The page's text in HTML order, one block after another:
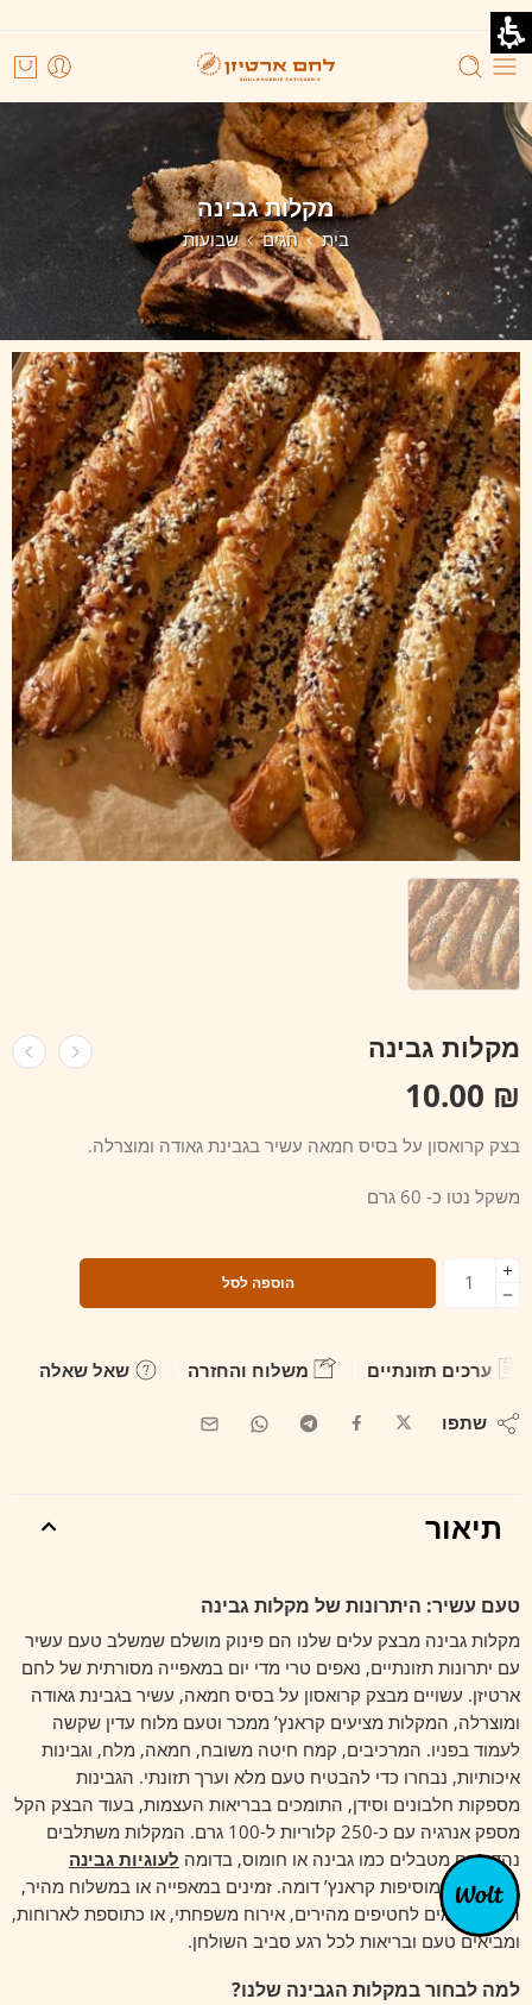
מקלות גבינה
בית חגים שבועות
מקלות גבינה
₪
בצק קרואסון על בסיס חמאה עשיר בגבינת גאודה ומוצרלה.
משקל נטו כ- 60 גרם
הוספה לסל
ערכים תזונתיים משלוח והחזרה שאל שאלה
שתפו
תיאור
טעם עשיר: היתרונות של מקלות גבינה
מקלות גבינה מבצק עלים שלנו הם פינוק מושלם שמשלב טעם עשיר
עם יתרונות תזונתיים, נאפים טרי מדי יום במאפייה מסורתית של לחם
ארטיזן. עשויים מבצק קרואסון על בסיס חמאה, עשיר בגבינת גאודה
ומוצרלה, המקלות מציעים קראנץ’ ממכר וטעם מלוח עדין שקשה
לעמוד בפניו. המרכיבים, קמח חיטה משובח, חמאה, מלח, וגבינות
איכותיות, נבחרו כדי להבטיח טעם מלא וערך תזונתי. הגבינות
מספקות חלבונים וסידן, התומכים בבריאות העצמות, בעוד הבצק הקל
מספק אנרגיה עם כ-250 קלוריות ל-100 גרם. המקלות משתלבים
נהדר עם מטבלים כמו גבינה או חומוס, בדומה לעוגיות גבינה
מלוחותשמוסיפות קראנץ’ דומה. זמינים במאפייה או במשלוח מהיר,
הם מתאימים לחטיפים מהירים, אירוח משפחתי, או כתוספת לארוחות,
ומביאים טעם ובריאות לכל רגע סביב השולחן.
למה לבחור במקלות הגבינה שלנו?